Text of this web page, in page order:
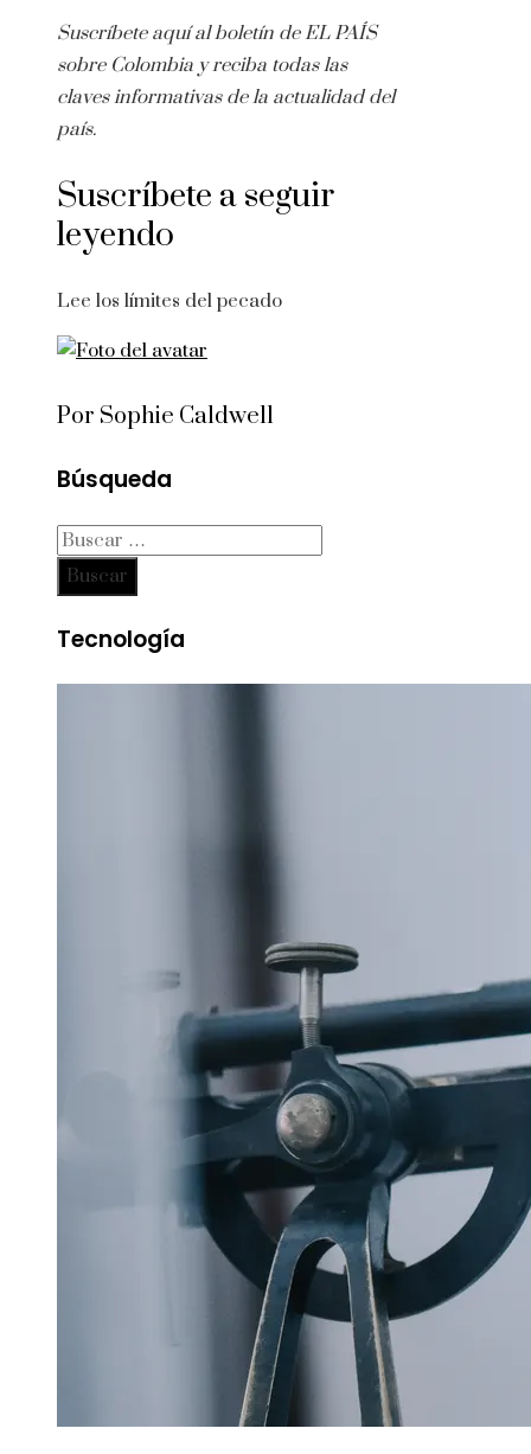
Suscríbete aquíal boletín de EL PAÍS
sobre Colombia y reciba todas las
claves informativas de la actualidad del
país.
Suscríbete a seguir
leyendo
Lee los límites del pecado
Por Sophie Caldwell
Búsqueda
Buscar:
Tecnología